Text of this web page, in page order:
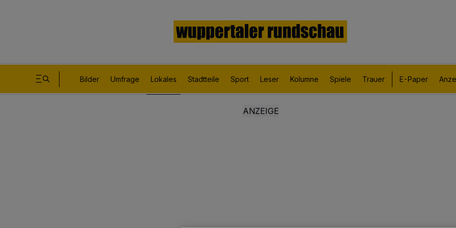
Bilder Umfrage Lokales Stadtteile Sport Leser Kolumne Spiele Trauer E-Paper